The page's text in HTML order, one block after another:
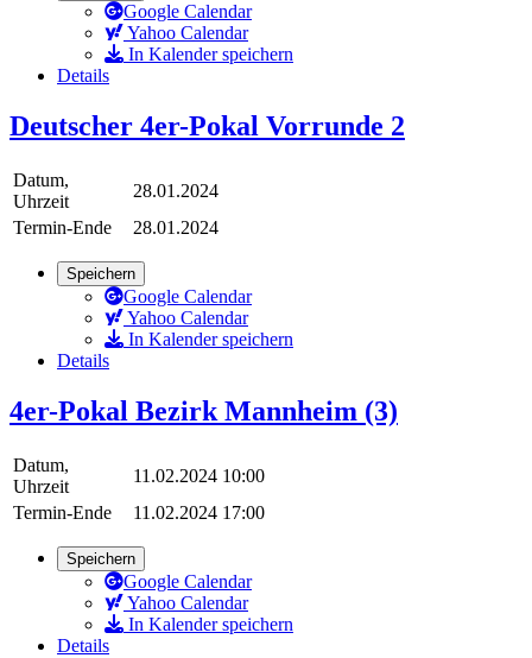
Google Calendar
Yahoo Calendar
In Kalender speichern
Details
Deutscher 4er-Pokal Vorrunde 2
Datum,
Uhrzeit
28.01.2024
Termin-Ende
28.01.2024
Speichern
Google Calendar
Yahoo Calendar
In Kalender speichern
Details
4er-Pokal Bezirk Mannheim (3)
Datum,
Uhrzeit
11.02.2024 10:00
Termin-Ende
11.02.2024 17:00
Speichern
Google Calendar
Yahoo Calendar
In Kalender speichern
Details